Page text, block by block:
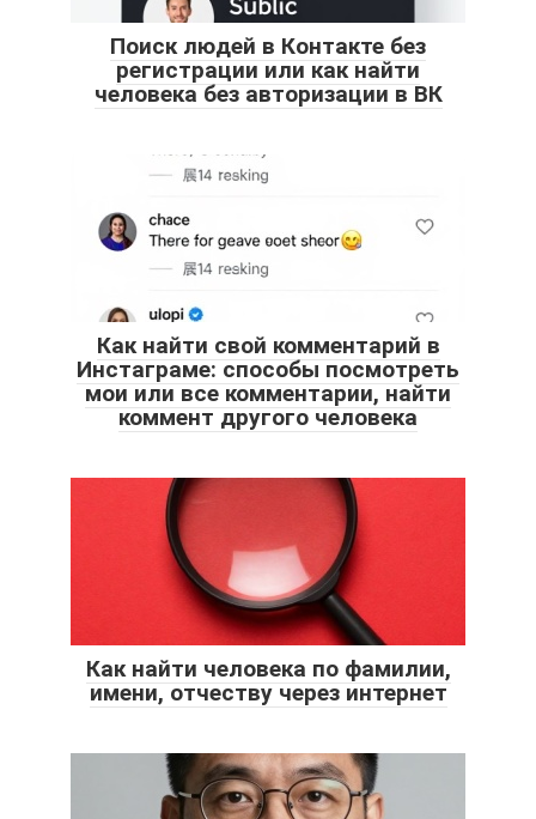
Поиск людей в Контакте без
регистрации или как найти
человека без авторизации в ВК
Как найти свой комментарий в
Инстаграме: способы посмотреть
мои или все комментарии, найти
коммент другого человека
Как найти человека по фамилии,
имени, отчеству через интернет